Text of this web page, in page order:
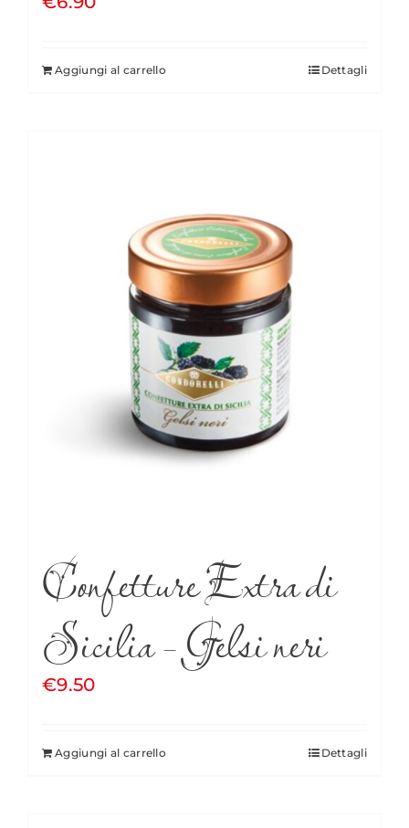
Aggiungi al carrello Dettagli
Confetture Extra di
Sicilia – Gelsi neri
€9.50
Aggiungi al carrello Dettagli